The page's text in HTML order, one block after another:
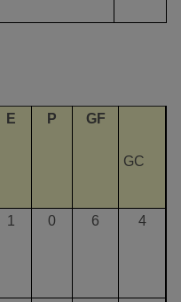
E P GF
GC
1 0 6 4